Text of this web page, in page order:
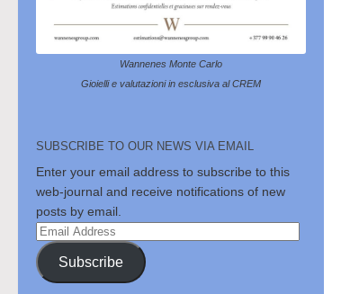
Wannenes Monte Carlo
Gioielli e valutazioni in esclusiva al CREM
SUBSCRIBE TO OUR NEWS VIA EMAIL
Enter your email address to subscribe to this
web-journal and receive notifications of new
posts by email.
Email
Address
Subscribe